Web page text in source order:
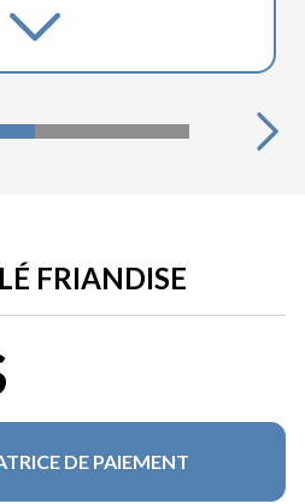
FRIANDISE
DE PAIEMENT